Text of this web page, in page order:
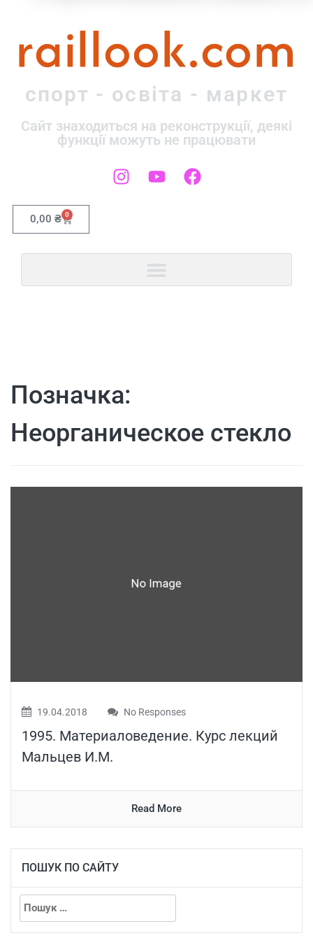
raillook.com
спорт - освіта - маркет
Сайт знаходиться на реконструкції, деякі
функції можуть не працювати
0,00 ₴ 0
Позначка:
Неорганическое стекло
19.04.2018 No Responses
1995. Материаловедение. Курс лекций
Мальцев И.М.
Read More
ПОШУК ПО САЙТУ